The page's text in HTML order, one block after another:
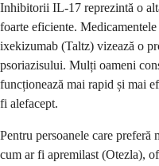
Inhibitorii IL-17 reprezintă o
foarte eficiente.
ixekizumab (Taltz) vizează o
psoriazisului. Mulți oameni
funcționează mai rapid și mai
fi alefacept.
Pentru persoanele care
cum ar fi apremilast (Otezla),